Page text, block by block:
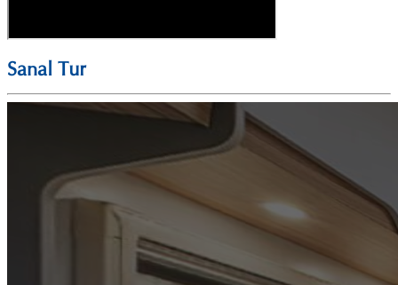
Sanal Tur